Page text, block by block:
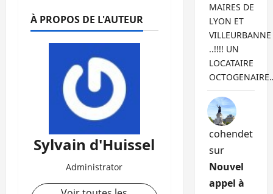
À PROPOS DE L'AUTEUR
Sylvain d'Huissel
Administrator
MAIRES DE
LYON ET
VILLEURBANNE
..!!!! UN
LOCATAIRE
cohendet
sur
Nouvel
appel à